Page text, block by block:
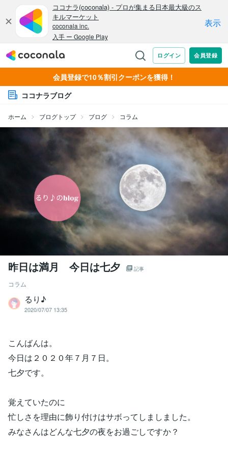
会員登録で10％割引クーポンを獲得！
ココナラブログ
ホーム ブログトップ ブログ コラム
昨日は満月 今日は七夕 記事
コラム
るり♪
2020/07/07 13:35
こんばんは。
今日は２０２０年７月７日。
七夕です。
覚えていたのに
忙しさを理由に飾り付けはサボってしましました。
みなさんはどんな七夕の夜をお過ごしですか？